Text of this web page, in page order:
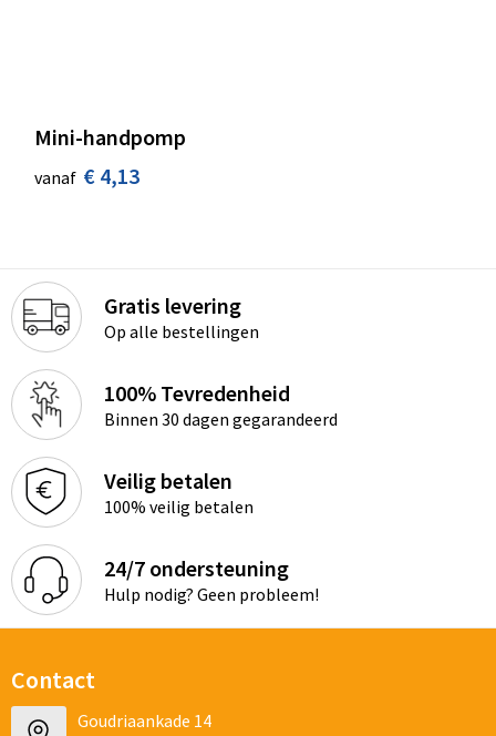
Mini-handpomp
vanaf € 4,13
Gratis levering
Op alle bestellingen
100% Tevredenheid
Binnen 30 dagen gegarandeerd
Veilig betalen
100% veilig betalen
24/7 ondersteuning
Hulp nodig? Geen probleem!
Contact
Goudriaankade 14